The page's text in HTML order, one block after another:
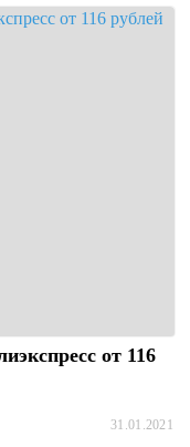
от 116
31.01.2021